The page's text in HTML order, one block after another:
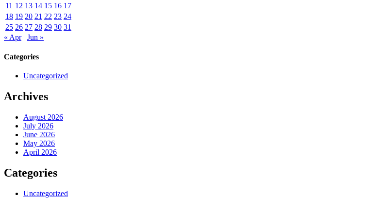
11 12 13 14 15 16 17
18 19 20 21 22 23 24
25 26 27 28 29 30 31
« Apr
Jun »
Categories
Uncategorized
Archives
August 2026
July 2026
June 2026
May 2026
April 2026
Categories
Uncategorized